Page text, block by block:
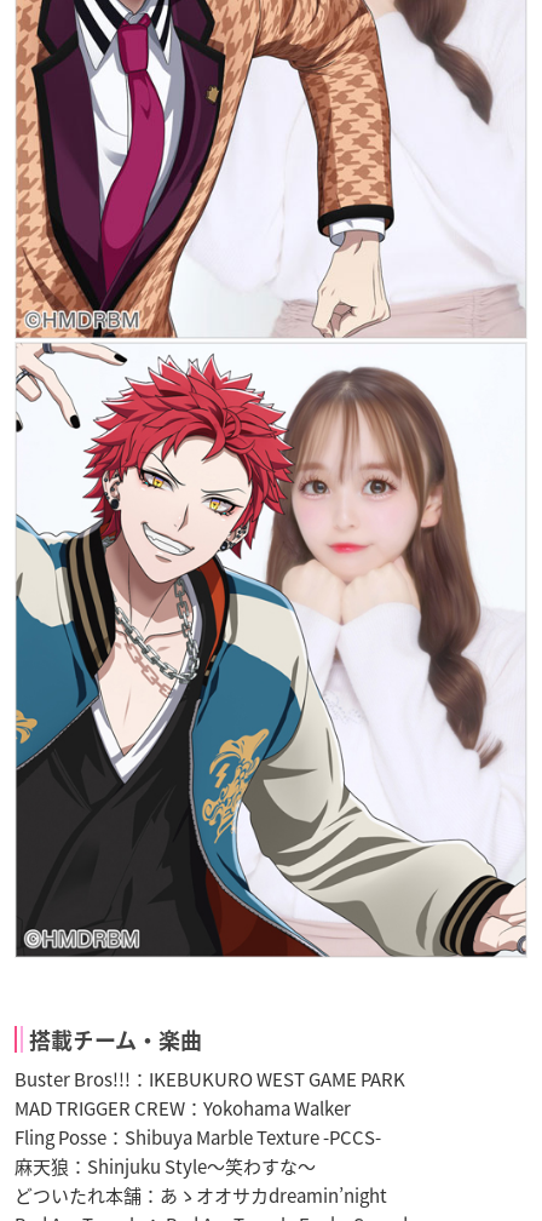
搭載チーム・楽曲
Buster Bros!!!：IKEBUKURO WEST GAME PARK
MAD TRIGGER CREW：Yokohama Walker
Fling Posse：Shibuya Marble Texture -PCCS-
麻天狼：Shinjuku Style～笑わすな～
どついたれ本舗：あゝオオサカdreamin’night